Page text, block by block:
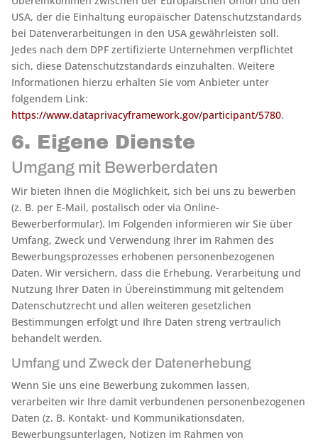
USA, der die Einhaltung europäischer Datenschutzstandards
bei Datenverarbeitungen in den USA gewährleisten soll.
Jedes nach dem DPF zertifizierte Unternehmen verpflichtet
sich, diese Datenschutzstandards einzuhalten. Weitere
Informationen hierzu erhalten Sie vom Anbieter unter
folgendem Link:
https://www.dataprivacyframework.gov/participant/5780.
6. Eigene Dienste
Umgang mit Bewerberdaten
Wir bieten Ihnen die Möglichkeit, sich bei uns zu bewerben
(z. B. per E-Mail, postalisch oder via Online-
Bewerberformular). Im Folgenden informieren wir Sie über
Umfang, Zweck und Verwendung Ihrer im Rahmen des
Bewerbungsprozesses erhobenen personenbezogenen
Daten. Wir versichern, dass die Erhebung, Verarbeitung und
Nutzung Ihrer Daten in Übereinstimmung mit geltendem
Datenschutzrecht und allen weiteren gesetzlichen
Bestimmungen erfolgt und Ihre Daten streng vertraulich
behandelt werden.
Umfang und Zweck der Datenerhebung
Wenn Sie uns eine Bewerbung zukommen lassen,
verarbeiten wir Ihre damit verbundenen personenbezogenen
Daten (z. B. Kontakt- und Kommunikationsdaten,
Bewerbungsunterlagen, Notizen im Rahmen von